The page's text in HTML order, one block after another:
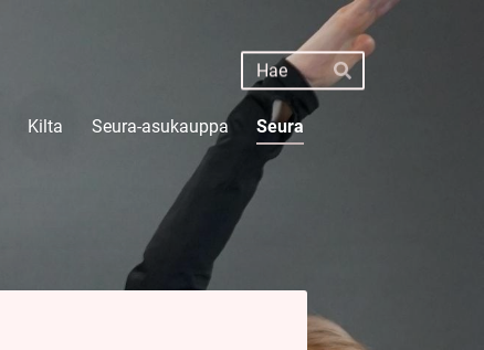
Haku
Hae
Kilta Seura-asukauppa
Seura